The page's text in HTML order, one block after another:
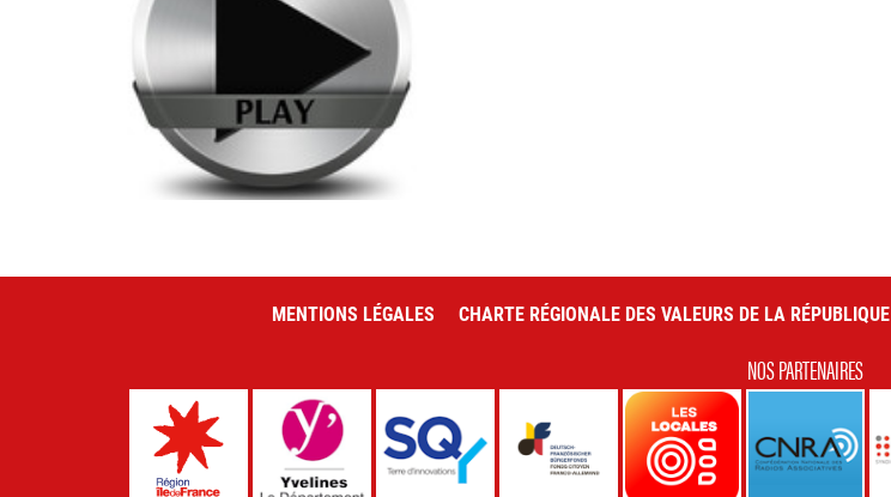
MENTIONS LÉGALES CHARTE RÉGIONALE DES VALEURS DE LA RÉPUBLIQUE
NOS PARTENAIRES